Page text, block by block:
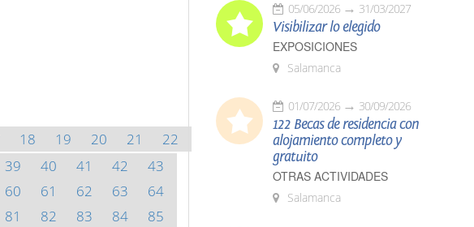
18 19 20 21
22
39 40 41 42
43
60 61 62 63
64
81 82 83 84
85
05/06/2026 31/03/2027
Visibilizar lo elegido
EXPOSICIONES
Salamanca
01/07/2026 30/09/2026
122 Becas de residencia con
alojamiento completo y
gratuito
OTRAS ACTIVIDADES
Salamanca